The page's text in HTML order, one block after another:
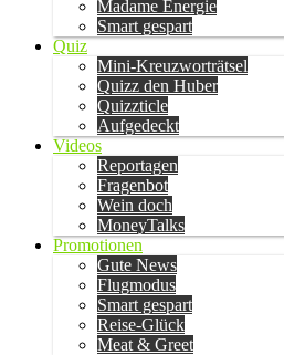
Madame Energie
Smart gespart
Quiz
Mini-Kreuzworträtsel
Quizz den Huber
Quizzticle
Aufgedeckt
Videos
Reportagen
Fragenbot
Wein doch
MoneyTalks
Promotionen
Gute News
Flugmodus
Smart gespart
Reise-Glück
Meat & Greet